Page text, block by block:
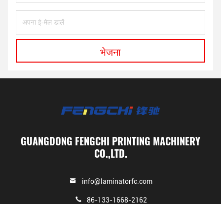
भेजना
GUANGDONG FENGCHI PRINTING MACHINERY
CO.,LTD.
info@laminatorfc.com
86-133-1668-2162